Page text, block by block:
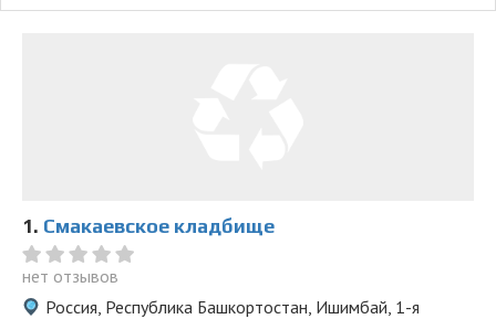
1. Смакаевское кладбище
нет отзывов
Россия, Республика Башкортостан, Ишимбай, 1-я